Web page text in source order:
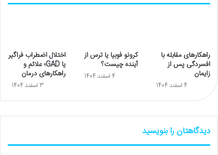
راهکارهای مقابله با
افسردگی پس از
زایمان
4 اسفند 1404
کرونو فوبیا یا ترس از
آینده چیست؟
4 اسفند 1404
اختلال اضطراب فراگیر
یا GAD؛ علائم و
راهکارهای درمان
3 اسفند 1404
دیدگاهتان را بنویسید